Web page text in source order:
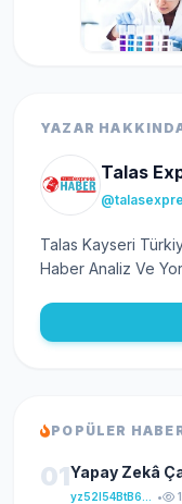
YAZAR
Talas
Talas Kayseri
Haber Analiz Ve
POPÜLER
01Yapay Zekâ
•